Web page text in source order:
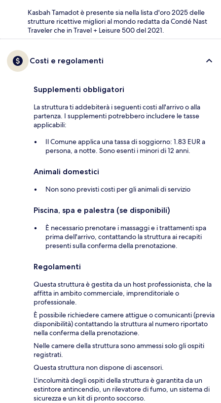
Kasbah Tamadot è presente sia nella lista d'oro 2025 delle
strutture ricettive migliori al mondo redatta da Condé Nast
Traveler che in Travel + Leisure 500 del 2021.
Costi e regolamenti
Supplementi obbligatori
La struttura ti addebiterà i seguenti costi all'arrivo o alla
partenza. I supplementi potrebbero includere le tasse
applicabili:
Il Comune applica una tassa di soggiorno: 1.83 EUR a
persona, a notte. Sono esenti i minori di 12 anni.
Animali domestici
Non sono previsti costi per gli animali di servizio
Piscina, spa e palestra (se disponibili)
È necessario prenotare i massaggi e i trattamenti spa
prima dell'arrivo, contattando la struttura ai recapiti
presenti sulla conferma della prenotazione.
Regolamenti
Questa struttura è gestita da un host professionista, che la
affitta in ambito commerciale, imprenditoriale o
professionale.
È possibile richiedere camere attigue o comunicanti (previa
disponibilità) contattando la struttura al numero riportato
nella conferma della prenotazione.
Nelle camere della struttura sono ammessi solo gli ospiti
registrati.
Questa struttura non dispone di ascensori.
L'incolumità degli ospiti della struttura è garantita da un
estintore antincendio, un rilevatore di fumo, un sistema di
sicurezza e un kit di pronto soccorso.